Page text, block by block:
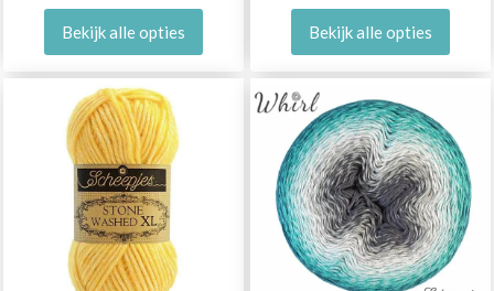
Bekijk alle opties Bekijk alle opties